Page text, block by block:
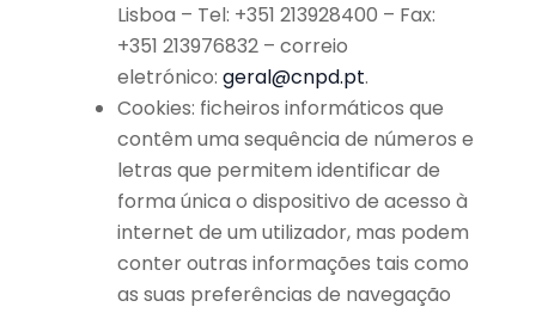
Lisboa – Tel: +351 213928400 – Fax:
+351 213976832 – correio
eletrónico: geral@cnpd.pt.
Cookies: ficheiros informáticos que
contêm uma sequência de números e
letras que permitem identificar de
forma única o dispositivo de acesso à
internet de um utilizador, mas podem
conter outras informações tais como
as suas preferências de navegação